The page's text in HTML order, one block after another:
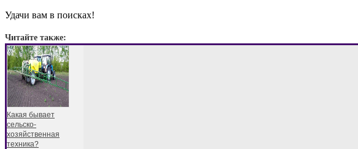
Удачи вам в поисках!
Читайте также:
Какая бывает
сельско-
хозяйственная
техника?